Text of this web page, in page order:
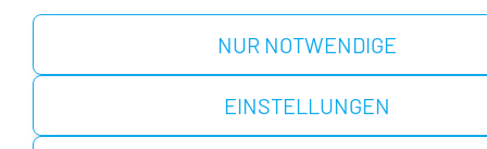
NUR NOTWENDIGE
EINSTELLUNGEN